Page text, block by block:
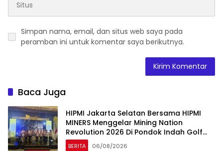
Simpan nama, email, dan situs web saya pada
peramban ini untuk komentar saya berikutnya.
Baca Juga
HIPMI Jakarta Selatan Bersama HIPMI
MINERS Menggelar Mining Nation
Revolution 2026 Di Pondok Indah Golf
Jakarta
BERITA 06/08/2026